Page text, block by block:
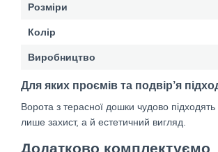
Розміри
Колір
Виробництво
Для яких проємів та подвір’я
Ворота з терасної дошки чудово
лише захист, а й естетичний вигляд.
Додатково комплектуємо